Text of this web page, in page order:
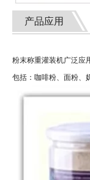
产品应用
粉末称重灌装机广泛应
包括：咖啡粉、面粉、